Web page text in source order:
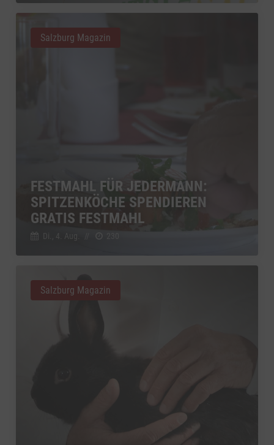
FESTMAHL FÜR JEDERMANN:
SPITZENKÖCHE SPENDIEREN
GRATIS FESTMAHL
Di., 4. Aug.
Salzburg Magazin
Salzburg Magazin